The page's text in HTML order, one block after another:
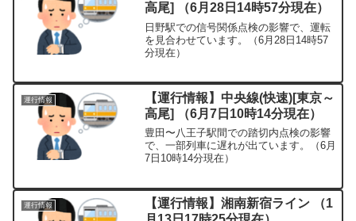
高尾] （6月28日14時57分現在）
日野駅での信号関係点検の影響で、運転
を見合わせています。（6月28日14時57
分現在）
運行情報
【運行情報】中央線(快速)[東京～
高尾] （6月7日10時14分現在）
豊田〜八王子駅間での踏切内点検の影響
で、一部列車に遅れが出ています。（6月
7日10時14分現在）
運行情報
【運行情報】湘南新宿ライン （1